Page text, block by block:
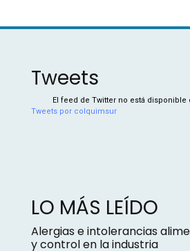
Tweets
El feed de Twitter no está
Tweets por colquimsur
LO MÁS LEÍDO
Alergias e intolerancias
y control en la industria